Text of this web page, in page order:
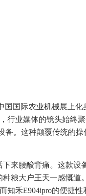
国际农业机械展上化
行业媒体的镜头始终
备。这种颠覆传统的
来腰酸背痛。这款设
粮大户王天一感慨道
知禾E904ipro的便捷